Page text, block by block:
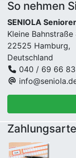
So nehmen
SENIOLA
Kleine Bahnstraße
22525 Hamburg,
Deutschland
040 / 69 66